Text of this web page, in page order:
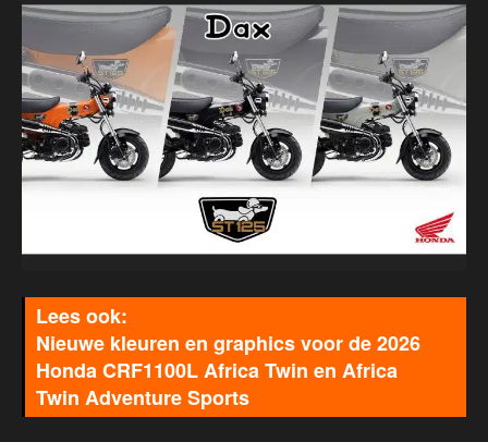
Nieuwe kleuren en graphics voor de 2026
Honda CRF1100L Africa Twin en Africa
Twin Adventure Sports